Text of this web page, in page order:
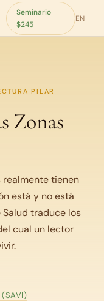
Seminario
$245
EN
PILAR
Zonas
realmente tienen
está y no está
traduce los
cual un lector